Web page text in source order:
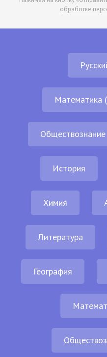
обработке
Математика
Обществознание
История
Химия
Литература
География